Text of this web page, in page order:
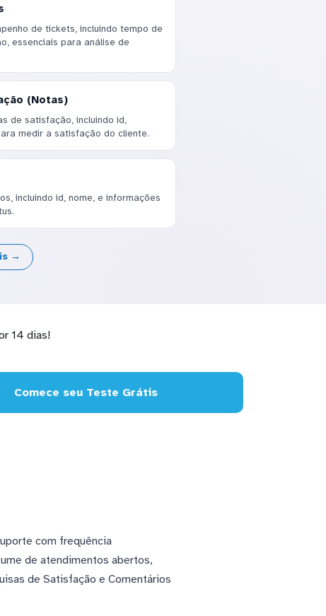
de tickets, incluindo tempo de
essenciais para análise de
(Notas)
de satisfação, incluindo id,
medir a satisfação do cliente.
incluindo id, nome, e informações
→
14 dias!
Comece seu Teste Grátis
com frequência
de atendimentos abertos,
de Satisfação e Comentários